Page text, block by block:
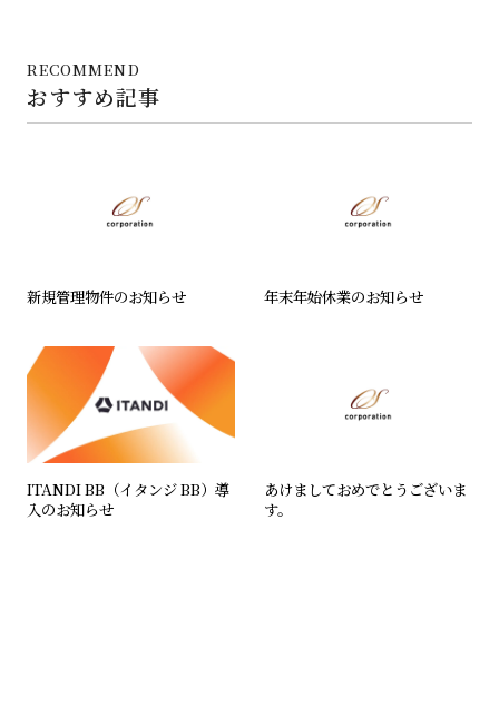
RECOMMEND
おすすめ記事
新規管理物件のお知らせ 年末年始休業のお知らせ
ITANDI BB（イタンジ BB）導
入のお知らせ
あけましておめでとうございま
す。